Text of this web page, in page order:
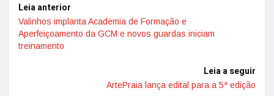
Leia anterior
Valinhos implanta Academia de Formação e
Aperfeiçoamento da GCM e novos guardas iniciam
treinamento
Leia a seguir
ArtePraia lança edital para a 5ª edição